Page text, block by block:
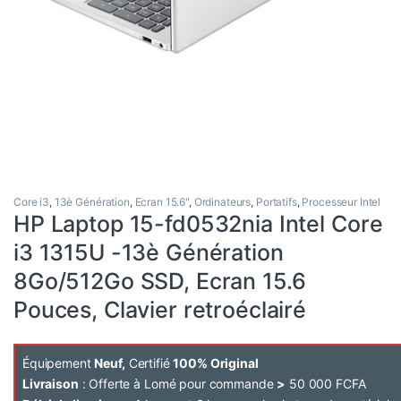
Core i3, 13è Génération, Ecran 15.6", Ordinateurs, Portatifs, Processeur Intel
HP Laptop 15-fd0532nia Intel Core
i3 1315U -13è Génération
8Go/512Go SSD, Ecran 15.6
Pouces, Clavier retroéclairé
Équipement Neuf, Certifié100% Original
Livraison : Offerte à Lomé pour commande > 50 000 FCFA